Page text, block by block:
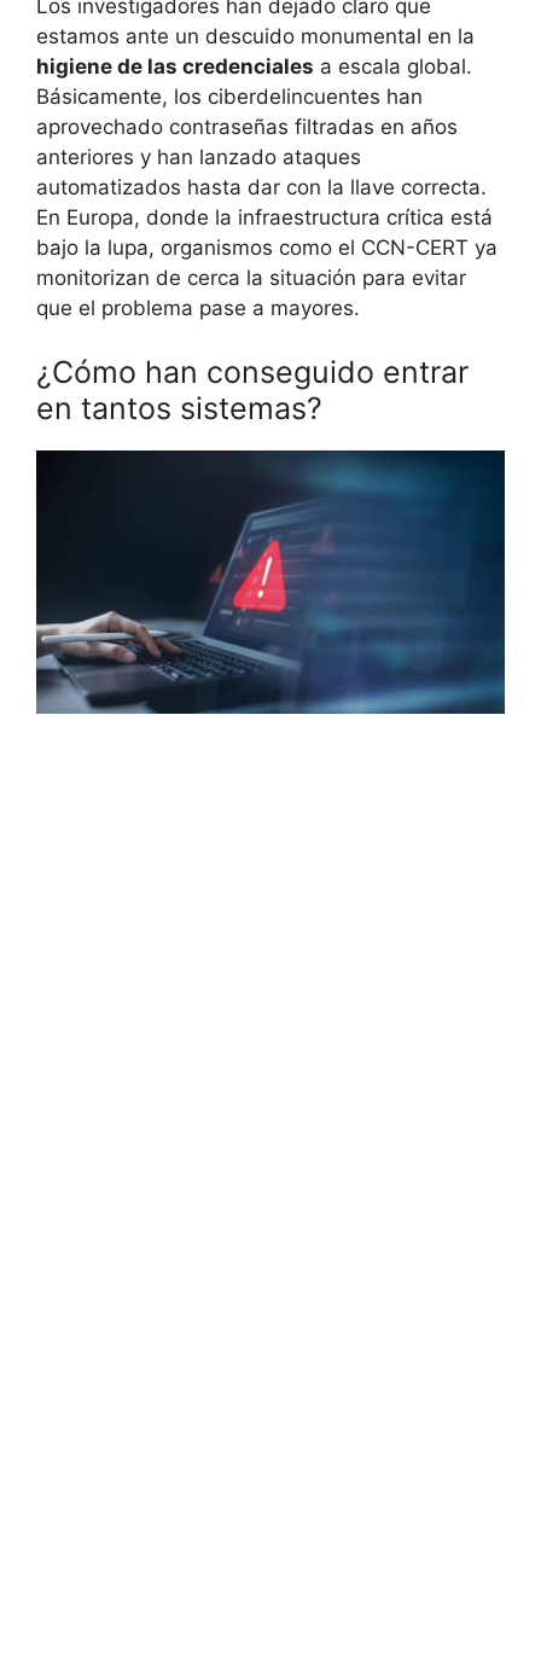
Los investigadores han dejado claro que
estamos ante un descuido monumental en la
higiene de las credenciales a escala global.
Básicamente, los ciberdelincuentes han
aprovechado contraseñas filtradas en años
anteriores y han lanzado ataques
automatizados hasta dar con la llave correcta.
En Europa, donde la infraestructura crítica está
bajo la lupa, organismos como el CCN-CERT ya
monitorizan de cerca la situación para evitar
que el problema pase a mayores.
¿Cómo han conseguido entrar
en tantos sistemas?